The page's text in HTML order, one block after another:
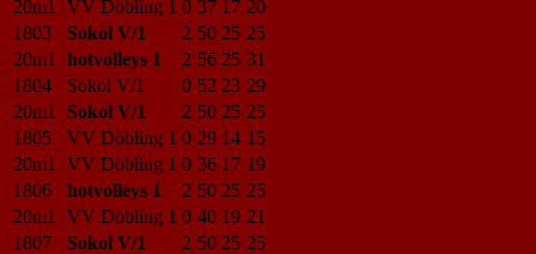
20m1 VV Döbling 1 0 37 17 20
1803
Sokol V/1 2 50 25 25
20m1
hotvolleys 1 2 56 25 31
1804
Sokol V/1 0 52 23 29
20m1
Sokol V/1 2 50 25 25
1805
VV Döbling 1 0 29 14 15
20m1
VV Döbling 1 0 36 17 19
1806
hotvolleys 1 2 50 25 25
20m1
VV Döbling 1 0 40 19 21
1807
Sokol V/1 2 50 25 25